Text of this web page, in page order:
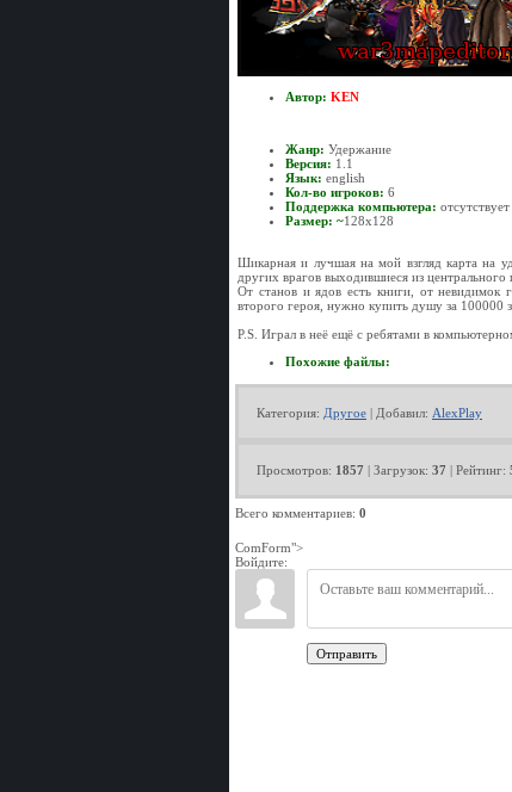
Автор: KEN
Жанр: Удержание
Версия: 1.1
Язык: english
Кол-во игроков: 6
Поддержка компьютера: отсутствует
Размер: ~128x128
Шикарная и лучшая на мой взгляд карта на
других врагов выходившиеся из
От станов и ядов есть книги, от
второго героя, нужно купить душу за 100000
P.S. Играл в неё ещё с ребятами в
Похожие файлы:
Категория: Другое | Добавил: AlexPlay
Просмотров: 1857 | Загрузок: 37 | Рейтинг:
Всего комментариев: 0
ComForm">
Войдите:
Отправить